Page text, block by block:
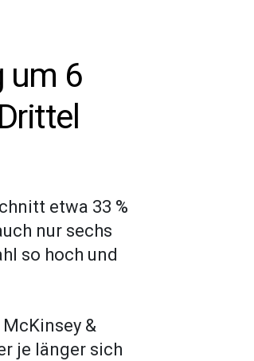
um 6
etwa 33 %
nur sechs
so hoch und
&
je länger sich